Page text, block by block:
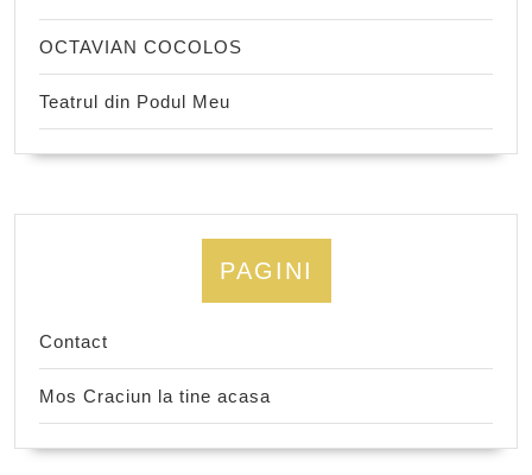
OCTAVIAN COCOLOS
Teatrul din Podul Meu
PAGINI
Contact
Mos Craciun la tine acasa